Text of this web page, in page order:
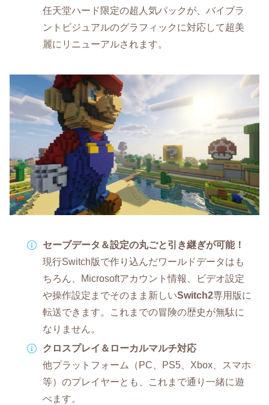
任天堂ハード限定の超人気パックが、バイブラ
ントビジュアルのグラフィックに対応して超美
麗にリニューアルされます。
セーブデータ＆設定の丸ごと引き継ぎが可能！
現行Switch版で作り込んだワールドデータはも
ちろん、Microsoftアカウント情報、ビデオ設定
や操作設定までそのまま新しいSwitch2専用版に
転送できます。これまでの冒険の歴史が無駄に
なりません。
クロスプレイ＆ローカルマルチ対応
他プラットフォーム（PC、PS5、Xbox、スマホ
等）のプレイヤーとも、これまで通り一緒に遊
べます。